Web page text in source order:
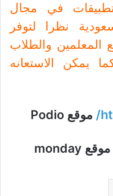
في مجال
نظرا لتوفر
والطلاب
يمكن الاستعانه
/ موقع Podio
موقع monday